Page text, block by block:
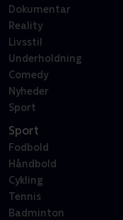
Dokumentar
Reality
Livsstil
Underholdning
Comedy
Nyheder
Sport
Sport
Fodbold
Håndbold
Cykling
Tennis
Badminton